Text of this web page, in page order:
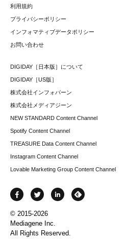
利用規約
プライバシーポリシー
インフォマティブデータポリシー
お問い合わせ
DIGIDAY［日本版］について
DIGIDAY［US版］
株式会社インフォバーン
株式会社メディアジーン
NEW STANDARD Content Channel
Spotify Content Channel
TREASURE Data Content Channel
Instagram Content Channel
Lovable Marketing Group Content Channel
© 2015-2026
Mediagene Inc.
All Rights Reserved.